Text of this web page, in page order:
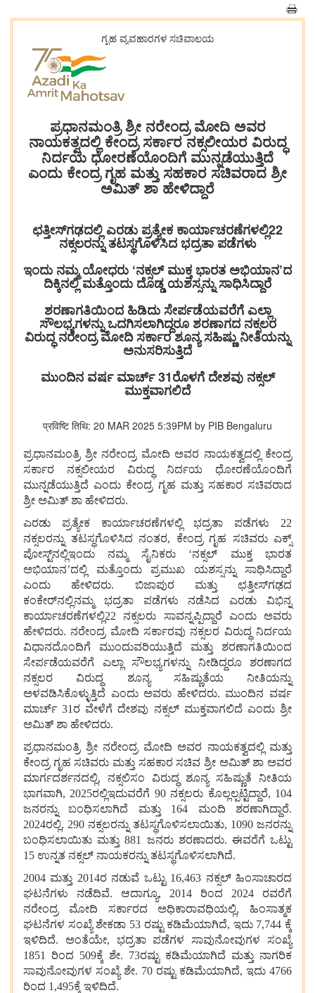
ಗೃಹ ವ್ಯವಹಾರಗಳ ಸಚಿವಾಲಯ
ಪ್ರಧಾನಮಂತ್ರಿ ಶ್ರೀ ನರೇಂದ್ರ ಮೋದಿ ಅವರ
ನಾಯಕತ್ವದಲ್ಲಿ ಕೇಂದ್ರ ಸರ್ಕಾರ ನಕ್ಸಲೀಯರ ವಿರುದ್ಧ
ನಿರ್ದಯ ಧೋರಣೆಯೊಂದಿಗೆ ಮುನ್ನಡೆಯುತ್ತಿದೆ
ಎಂದು ಕೇಂದ್ರ ಗೃಹ ಮತ್ತು ಸಹಕಾರ ಸಚಿವರಾದ ಶ್ರೀ
ಅಮಿತ್‌ ಶಾ ಹೇಳಿದ್ದಾರೆ
ಛತ್ತೀಸ್‌ಗಢದಲ್ಲಿ ಎರಡು ಪ್ರತ್ಯೇಕ ಕಾರ್ಯಾಚರಣೆಗಳಲ್ಲಿ22
ನಕ್ಸಲರನ್ನು ತಟಸ್ಥಗೊಳಿಸಿದ ಭದ್ರತಾ ಪಡೆಗಳು
ಇಂದು ನಮ್ಮ ಯೋಧರು ‘ನಕ್ಸಲ್‌ ಮುಕ್ತ ಭಾರತ ಅಭಿಯಾನ’ದ
ದಿಕ್ಕಿನಲ್ಲಿ ಮತ್ತೊಂದು ದೊಡ್ಡ ಯಶಸ್ಸನ್ನು ಸಾಧಿಸಿದ್ದಾರೆ
ಶರಣಾಗತಿಯಿಂದ ಹಿಡಿದು ಸೇರ್ಪಡೆಯವರೆಗೆ ಎಲ್ಲಾ
ಸೌಲಭ್ಯಗಳನ್ನು ಒದಗಿಸಲಾಗಿದ್ದರೂ ಶರಣಾಗದ ನಕ್ಸಲರ
ವಿರುದ್ಧ ನರೇಂದ್ರ ಮೋದಿ ಸರ್ಕಾರ ಶೂನ್ಯ ಸಹಿಷ್ಣು ನೀತಿಯನ್ನು
ಅನುಸರಿಸುತ್ತಿದೆ
ಮುಂದಿನ ವರ್ಷ ಮಾರ್ಚ್‌ 31ರೊಳಗೆ ದೇಶವು ನಕ್ಸಲ್‌
ಮುಕ್ತವಾಗಲಿದೆ
प्रविष्टि तिथि: 20 MAR 2025 5:39PM by PIB Bengaluru
ಪ್ರಧಾನಮಂತ್ರಿ ಶ್ರೀ ನರೇಂದ್ರ ಮೋದಿ ಅವರ ನಾಯಕತ್ವದಲ್ಲಿ ಕೇಂದ್ರ
ಸರ್ಕಾರ ನಕ್ಸಲೀಯರ ವಿರುದ್ಧ ನಿರ್ದಯ ಧೋರಣೆಯೊಂದಿಗೆ
ಮುನ್ನಡೆಯುತ್ತಿದೆ ಎಂದು ಕೇಂದ್ರ ಗೃಹ ಮತ್ತು ಸಹಕಾರ ಸಚಿವರಾದ
ಶ್ರೀ ಅಮಿತ್‌ ಶಾ ಹೇಳಿದರು.
ಎರಡು ಪ್ರತ್ಯೇಕ ಕಾರ್ಯಾಚರಣೆಗಳಲ್ಲಿ ಭದ್ರತಾ ಪಡೆಗಳು 22
ನಕ್ಸಲರನ್ನು ತಟಸ್ಥಗೊಳಿಸಿದ ನಂತರ, ಕೇಂದ್ರ ಗೃಹ ಸಚಿವರು ಎಕ್ಸ್‌
ಪೋಸ್ಟ್‌ನಲ್ಲಿಇಂದು ನಮ್ಮ ಸೈನಿಕರು ‘ನಕ್ಸಲ್‌ ಮುಕ್ತ ಭಾರತ
ಅಭಿಯಾನ’ದಲ್ಲಿ ಮತ್ತೊಂದು ಪ್ರಮುಖ ಯಶಸ್ಸನ್ನು ಸಾಧಿಸಿದ್ದಾರೆ
ಎಂದು ಹೇಳಿದರು. ಬಿಜಾಪುರ ಮತ್ತು ಛತ್ತೀಸ್‌ಗಢದ
ಕಂಕೇರ್‌ನಲ್ಲಿನಮ್ಮ ಭದ್ರತಾ ಪಡೆಗಳು ನಡೆಸಿದ ಎರಡು ವಿಭಿನ್ನ
ಕಾರ್ಯಾಚರಣೆಗಳಲ್ಲಿ22 ನಕ್ಸಲರು ಸಾವನ್ನಪ್ಪಿದ್ದಾರೆ ಎಂದು ಅವರು
ಹೇಳಿದರು. ನರೇಂದ್ರ ಮೋದಿ ಸರ್ಕಾರವು ನಕ್ಸಲರ ವಿರುದ್ಧ ನಿರ್ದಯ
ವಿಧಾನದೊಂದಿಗೆ ಮುಂದುವರಿಯುತ್ತಿದೆ ಮತ್ತು ಶರಣಾಗತಿಯಿಂದ
ಸೇರ್ಪಡೆಯವರೆಗೆ ಎಲ್ಲಾ ಸೌಲಭ್ಯಗಳನ್ನು ನೀಡಿದ್ದರೂ ಶರಣಾಗದ
ನಕ್ಸಲರ ವಿರುದ್ಧ ಶೂನ್ಯ ಸಹಿಷ್ಣುತೆಯ ನೀತಿಯನ್ನು
ಅಳವಡಿಸಿಕೊಳ್ಳುತ್ತಿದೆ ಎಂದು ಅವರು ಹೇಳಿದರು. ಮುಂದಿನ ವರ್ಷ
ಮಾರ್ಚ್‌ 31ರ ವೇಳೆಗೆ ದೇಶವು ನಕ್ಸಲ್‌ ಮುಕ್ತವಾಗಲಿದೆ ಎಂದು ಶ್ರೀ
ಅಮಿತ್‌ ಶಾ ಹೇಳಿದರು.
ಪ್ರಧಾನಮಂತ್ರಿ ಶ್ರೀ ನರೇಂದ್ರ ಮೋದಿ ಅವರ ನಾಯಕತ್ವದಲ್ಲಿ ಮತ್ತು
ಕೇಂದ್ರ ಗೃಹ ಸಚಿವರು ಮತ್ತು ಸಹಕಾರ ಸಚಿವ ಶ್ರೀ ಅಮಿತ್‌ ಶಾ ಅವರ
ಮಾರ್ಗದರ್ಶನದಲ್ಲಿ, ನಕ್ಸಲಿಸಂ ವಿರುದ್ಧ ಶೂನ್ಯ ಸಹಿಷ್ಣುತೆ ನೀತಿಯ
ಭಾಗವಾಗಿ, 2025ರಲ್ಲಿಇದುವರೆಗೆ 90 ನಕ್ಸಲರು ಕೊಲ್ಲಲ್ಪಟ್ಟಿದ್ದಾರೆ, 104
ಜನರನ್ನು ಬಂಧಿಸಲಾಗಿದೆ ಮತ್ತು 164 ಮಂದಿ ಶರಣಾಗಿದ್ದಾರೆ.
2024ರಲ್ಲಿ, 290 ನಕ್ಸಲರನ್ನು ತಟಸ್ಥಗೊಳಿಸಲಾಯಿತು, 1090 ಜನರನ್ನು
ಬಂಧಿಸಲಾಯಿತು ಮತ್ತು 881 ಜನರು ಶರಣಾದರು. ಈವರೆಗೆ ಒಟ್ಟು
15 ಉನ್ನತ ನಕ್ಸಲ್‌ ನಾಯಕರನ್ನು ತಟಸ್ಥಗೊಳಿಸಲಾಗಿದೆ.
2004 ಮತ್ತು 2014ರ ನಡುವೆ ಒಟ್ಟು 16,463 ನಕ್ಸಲ್‌ ಹಿಂಸಾಚಾರದ
ಘಟನೆಗಳು ನಡೆದಿವೆ. ಆದಾಗ್ಯೂ, 2014 ರಿಂದ 2024 ರವರೆಗೆ
ನರೇಂದ್ರ ಮೋದಿ ಸರ್ಕಾರದ ಅಧಿಕಾರಾವಧಿಯಲ್ಲಿ, ಹಿಂಸಾತ್ಮಕ
ಘಟನೆಗಳ ಸಂಖ್ಯೆ ಶೇಕಡಾ 53 ರಷ್ಟು ಕಡಿಮೆಯಾಗಿದೆ, ಇದು 7,744 ಕ್ಕೆ
ಇಳಿದಿದೆ. ಅಂತೆಯೇ, ಭದ್ರತಾ ಪಡೆಗಳ ಸಾವುನೋವುಗಳ ಸಂಖ್ಯೆ
1851 ರಿಂದ 509ಕ್ಕೆ ಶೇ. 73ರಷ್ಟು ಕಡಿಮೆಯಾಗಿದೆ ಮತ್ತು ನಾಗರಿಕ
ಸಾವುನೋವುಗಳ ಸಂಖ್ಯೆ ಶೇ. 70 ರಷ್ಟು ಕಡಿಮೆಯಾಗಿದೆ, ಇದು 4766
ರಿಂದ 1,495ಕ್ಕೆ ಇಳಿದಿದೆ.